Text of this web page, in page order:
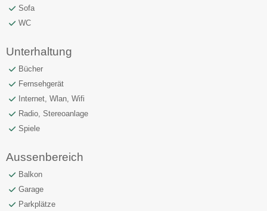
Sofa
WC
Unterhaltung
Bücher
Fernsehgerät
Internet, Wlan, Wifi
Radio, Stereoanlage
Spiele
Aussenbereich
Balkon
Garage
Parkplätze